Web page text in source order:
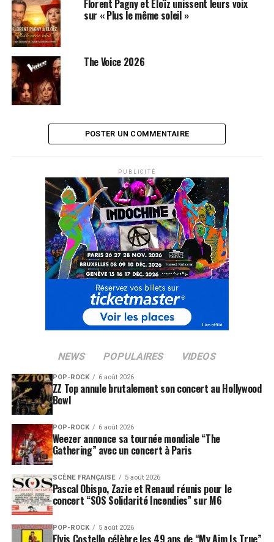
Florent Pagny et Eloïz unissent leurs voix
sur « Plus le même soleil »
The Voice 2026
POSTER UN COMMENTAIRE
PUBLICITÉ
NEWS POPULAIRES VIDEOS
POP-ROCK 6 août 2026
ZZ Top annule brutalement son concert au Hollywood
Bowl
POP-ROCK 6 août 2026
Weezer annonce sa tournée mondiale “The
Gathering” avec un concert à Paris
SCÈNE FRANÇAISE 5 août 2026
Pascal Obispo, Zazie et Renaud réunis pour le
concert “SOS Solidarité Incendies” sur M6
POP-ROCK 5 août 2026
Elvis Costello célèbre les 49 ans de “My Aim Is True”